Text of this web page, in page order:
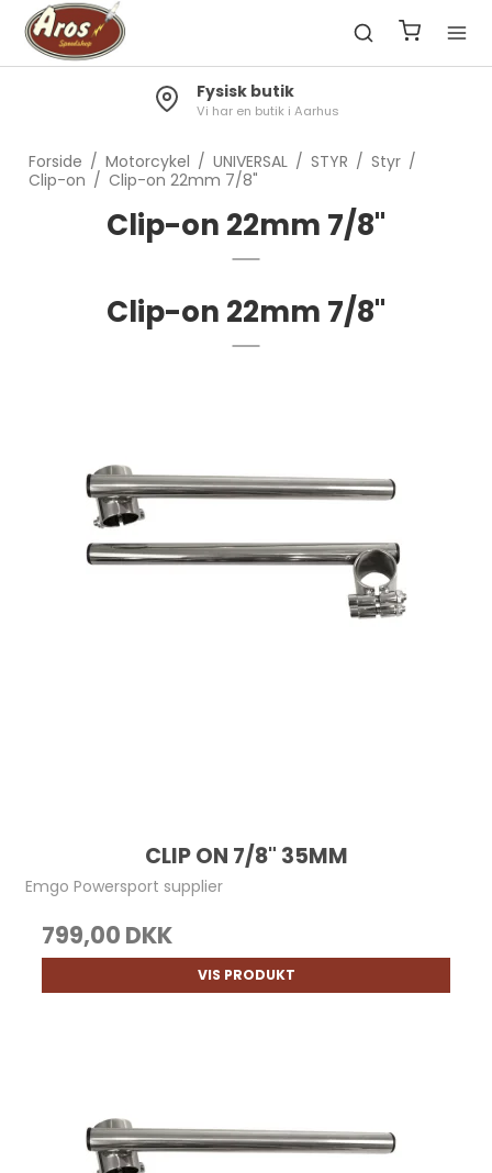
Fysisk butik
Vi har en butik i Aarhus
Forside / Motorcykel / UNIVERSAL / STYR / Styr /
Clip-on / Clip-on 22mm 7/8"
Clip-on 22mm 7/8"
Clip-on 22mm 7/8"
CLIP ON 7/8" 35MM
Emgo Powersport supplier
799,00 DKK
VIS PRODUKT